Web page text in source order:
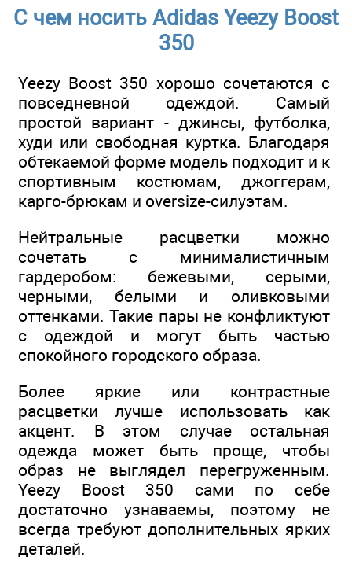
С чем носить Adidas Yeezy Boost
350
Yeezy Boost 350 хорошо сочетаются с
повседневной одеждой. Самый
простой вариант - джинсы, футболка,
худи или свободная куртка. Благодаря
обтекаемой форме модель подходит и к
спортивным костюмам, джоггерам,
карго-брюкам и oversize-силуэтам.
Нейтральные расцветки можно
сочетать с минималистичным
гардеробом: бежевыми, серыми,
черными, белыми и оливковыми
оттенками. Такие пары не конфликтуют
с одеждой и могут быть частью
спокойного городского образа.
Более яркие или контрастные
расцветки лучше использовать как
акцент. В этом случае остальная
одежда может быть проще, чтобы
образ не выглядел перегруженным.
Yeezy Boost 350 сами по себе
достаточно узнаваемы, поэтому не
всегда требуют дополнительных ярких
деталей.